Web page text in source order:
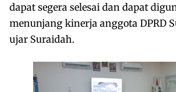
dapat segera selesai dan dapat
menunjang kinerja anggota DPRD
ujar Suraidah.